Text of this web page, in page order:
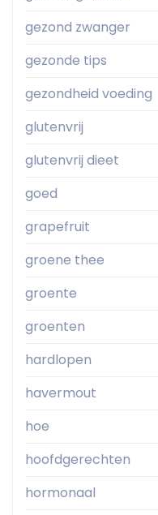
gezond zwanger
gezonde tips
gezondheid voeding
glutenvrij
glutenvrij dieet
goed
grapefruit
groene thee
groente
groenten
hardlopen
havermout
hoe
hoofdgerechten
hormonaal